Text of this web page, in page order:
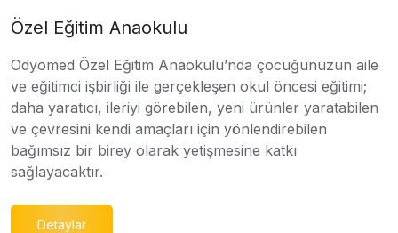
Özel Eğitim Anaokulu
Odyomed Özel Eğitim Anaokulu’nda çocuğunuzun aile
ve eğitimci işbirliği ile gerçekleşen okul öncesi eğitimi;
daha yaratıcı, ileriyi görebilen, yeni ürünler yaratabilen
ve çevresini kendi amaçları için yönlendirebilen
bağımsız bir birey olarak yetişmesine katkı
sağlayacaktır.
Detaylar